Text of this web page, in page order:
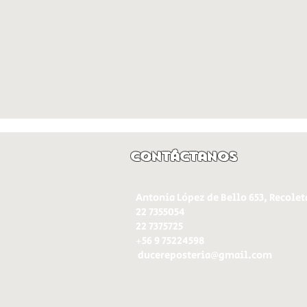
Contáctanos
Antonia López de Bello 653,
22 7355054
22 7375725
+56 9 75224598
ducereposteria@gmail.com